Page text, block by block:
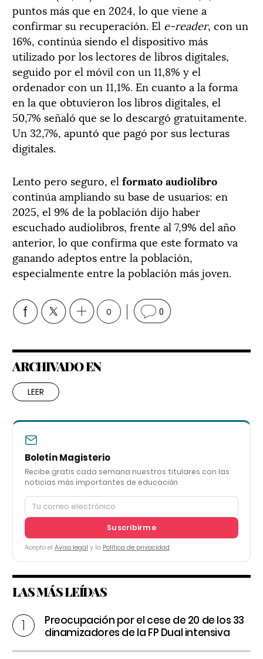
puntos más que en 2024, lo que viene a
confirmar su recuperación. El e-reader, con un
16%, continúa siendo el dispositivo más
utilizado por los lectores de libros digitales,
seguido por el móvil con un 11,8% y el
ordenador con un 11,1%. En cuanto a la forma
en la que obtuvieron los libros digitales, el
50,7% señaló que se lo descargó gratuitamente.
Un 32,7%, apuntó que pagó por sus lecturas
digitales.
Lento pero seguro, el formato audiolibro
continúa ampliando su base de usuarios: en
2025, el 9% de la población dijo haber
escuchado audiolibros, frente al 7,9% del año
anterior, lo que confirma que este formato va
ganando adeptos entre la población,
especialmente entre la población más joven.
0 0
ARCHIVADO EN
LEER
Boletín Magisterio
Recibe gratis cada semana nuestros titulares con las
noticias más importantes de educación
Suscribirme
Acepto el Aviso legal y la Política de privacidad
LAS MÁS LEÍDAS
Preocupación por el cese de 20 de los 33
dinamizadores de la FP Dual intensiva